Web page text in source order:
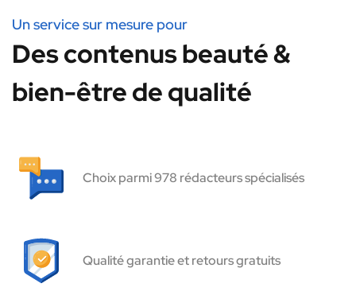
Un service sur mesure pour
Des contenus beauté &
bien-être de qualité
Choix parmi 978 rédacteurs spécialisés
Qualité garantie et retours gratuits